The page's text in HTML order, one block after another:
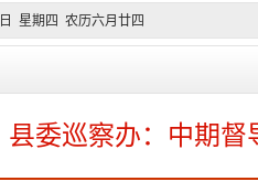
日 星期 四 农历六月廿四
县委巡察办：中期督